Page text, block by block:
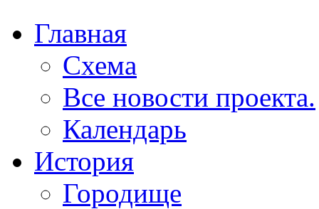
Главная
Схема
Все новости проекта.
Календарь
История
Городище